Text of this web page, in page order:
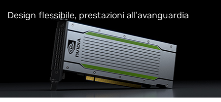
Design flessibile, prestazioni all'avanguardia